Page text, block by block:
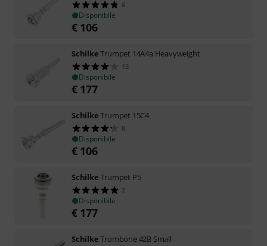
6
Disponibile
€ 106
SchilkeTrumpet 14A4a Heavyweight
13
Disponibile
€ 177
SchilkeTrumpet 15C4
8
Disponibile
€ 106
SchilkeTrumpet P5
2
Disponibile
€ 177
SchilkeTrombone 42B Small